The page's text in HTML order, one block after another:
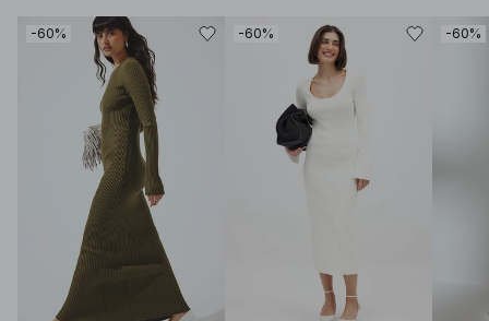
-60% -60% -60%